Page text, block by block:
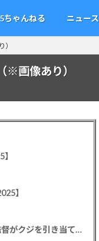
5ちゃんねる ニュース
※画像あり）
】
カープドラ1平川蓮！187cmのスイッチヒッター！立石正広を外し2度目の重複も新井監督がクジを引き当てる！【ドラフト会議2025】